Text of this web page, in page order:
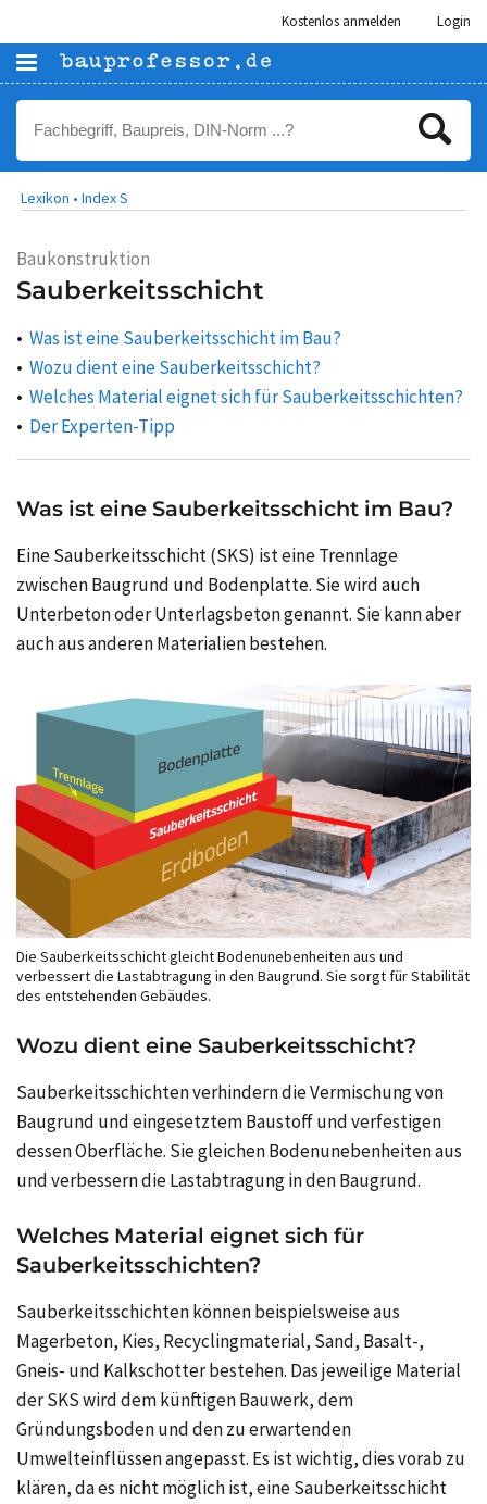
Kostenlos anmelden Login
Lexikon • Index S
Baukonstruktion
Sauberkeitsschicht
Was ist eine Sauberkeitsschicht im Bau?
Wozu dient eine Sauberkeitsschicht?
Welches Material eignet sich für Sauberkeitsschichten?
Der Experten-Tipp
Was ist eine Sauberkeitsschicht im Bau?
Eine Sauberkeitsschicht (SKS) ist eine Trennlage
zwischen Baugrund und Bodenplatte. Sie wird auch
Unterbeton oder Unterlagsbeton genannt. Sie kann aber
auch aus anderen Materialien bestehen.
Die Sauberkeitsschicht gleicht Bodenunebenheiten aus und
verbessert die Lastabtragung in den Baugrund. Sie sorgt für Stabilität
des entstehenden Gebäudes.
Wozu dient eine Sauberkeitsschicht?
Sauberkeitsschichten verhindern die Vermischung von
Baugrund und eingesetztem Baustoff und verfestigen
dessen Oberfläche. Sie gleichen Bodenunebenheiten aus
und verbessern die Lastabtragung in den Baugrund.
Welches Material eignet sich für
Sauberkeitsschichten?
Sauberkeitsschichten können beispielsweise aus
Magerbeton, Kies, Recyclingmaterial, Sand, Basalt-,
Gneis- und Kalkschotter bestehen. Das jeweilige Material
der SKS wird dem künftigen Bauwerk, dem
Gründungsboden und den zu erwartenden
Umwelteinflüssen angepasst. Es ist wichtig, dies vorab zu
klären, da es nicht möglich ist, eine Sauberkeitsschicht